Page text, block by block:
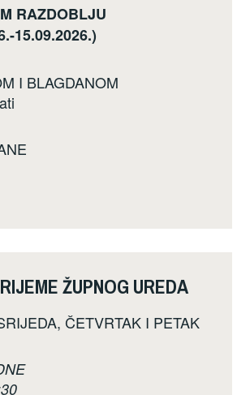
RAZDOBLJU
15.09.2026.)
I BLAGDANOM
ŽUPNOG UREDA
ČETVRTAK I PETAK